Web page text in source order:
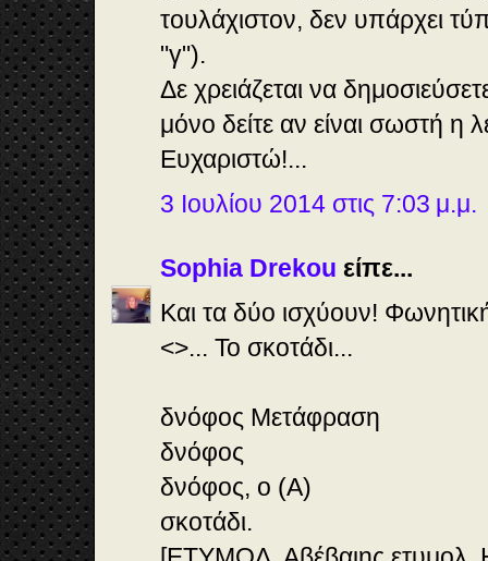
τουλάχιστον, δεν υπάρχει
"γ").
Δε χρειάζεται να
μόνο δείτε αν είναι σωστή η
Ευχαριστώ!...
3 Ιουλίου 2014 στις 7:03 μ.μ.
Sophia Drekou είπε...
Και τα δύο ισχύουν!
<>... Το σκοτάδι...
δνόφος Μετάφραση
δνόφος
δνόφος, ο (Α)
σκοτάδι.